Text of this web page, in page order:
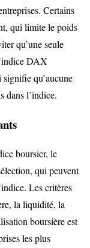
Certains
qui limite le poids
qu’une seule
DAX
qu’aucune
dans l’indice.
boursier, le
qui peuvent
Les critères
la liquidité, la
boursière est
les plus